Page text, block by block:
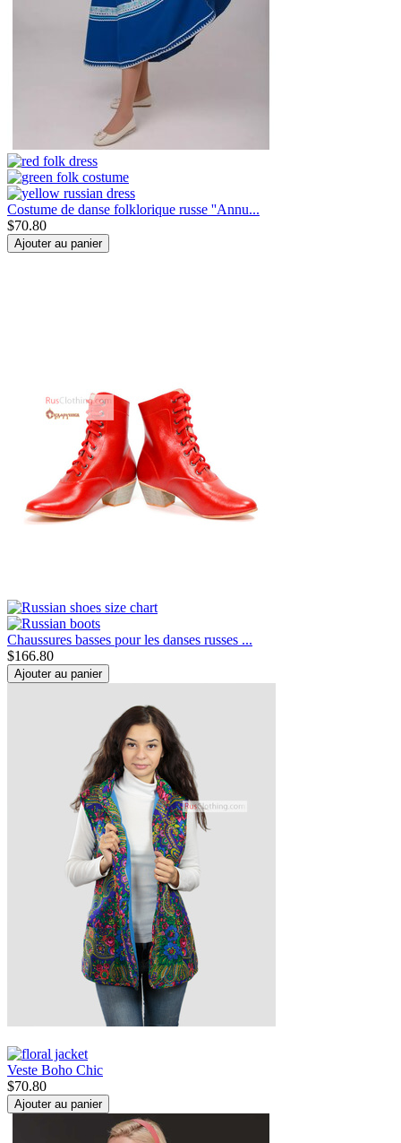
Costume de danse folklorique russe ''Annu...
$70.80
Ajouter au panier
Chaussures basses pour les danses russes ...
$166.80
Ajouter au panier
Veste Boho Chic
$70.80
Ajouter au panier